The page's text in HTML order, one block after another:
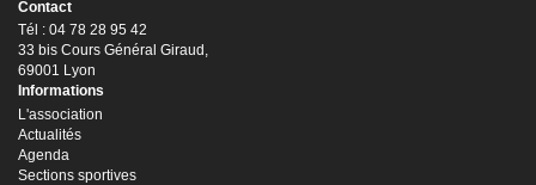
Contact
Tél : 04 78 28 95 42
33 bis Cours Général Giraud,
69001 Lyon
Informations
L'association
Actualités
Agenda
Sections sportives